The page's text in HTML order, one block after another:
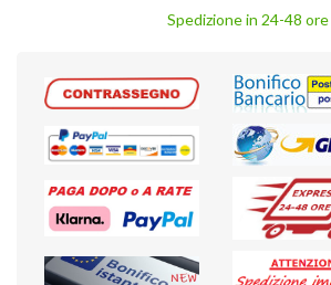
Spedizione in 24-48 ore